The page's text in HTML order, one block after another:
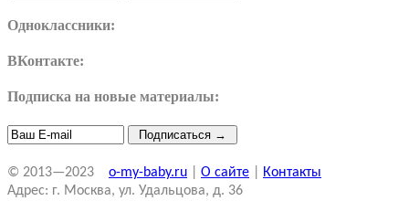
Одноклассники:
ВКонтакте:
Подписка на новые материалы:
© 2013—2023 o-my-baby.ru О сайте
Контакты
Адрес: г. Москва, ул. Удальцова, д. 36